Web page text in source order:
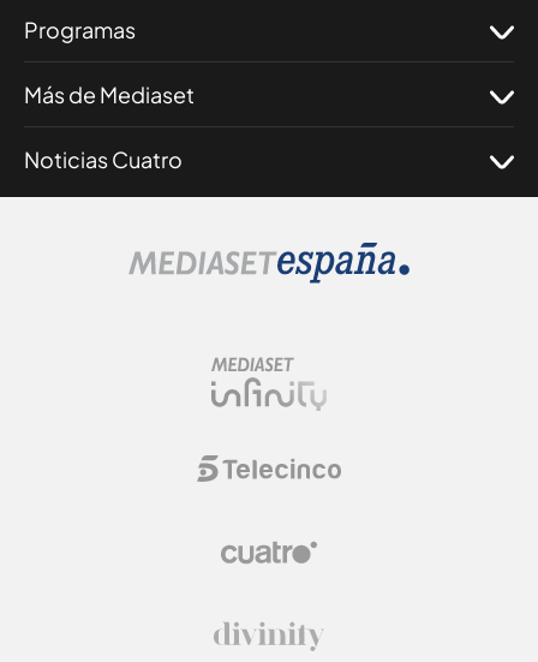
Programas
Más de Mediaset
Noticias Cuatro